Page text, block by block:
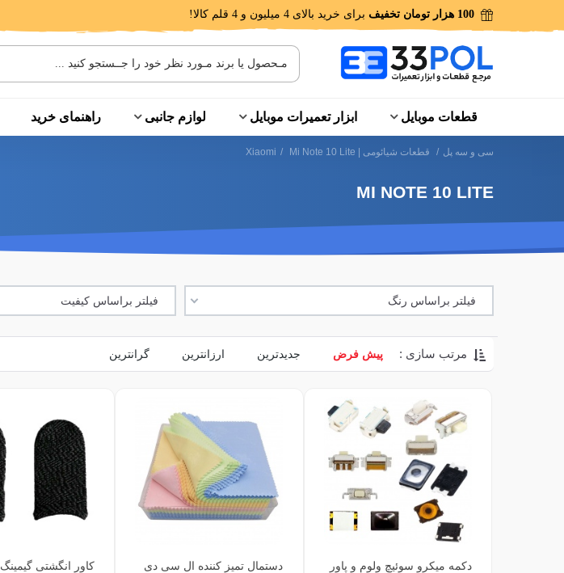
100 هزار تومان تخفیف برای خرید بالای 4 میلیون و 4 قلم کالا!
قطعات موبایل ابزار تعمیرات موبایل لوازم جانبی راهنمای خرید
سی و سه پل / قطعات شیائومی | Xiaomi / Mi Note 10 Lite
MI NOTE 10 LITE
فیلتر براساس رنگ فیلتر براساس کیفیت
مرتب سازی : پیش فرض جدیدترین ارزانترین گرانترین
دکمه میکرو سوئیچ ولوم و پاور
دستمال تمیز کننده ال سی دی کاور انگشتی گیمینگ